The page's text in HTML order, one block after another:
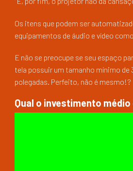
Os itens que podem ser
equipamentos de áudio e vídeo
E não se preocupe se seu espaço
tela possuir um tamanho mínimo de
polegadas. Perfeito, não é mesmo!?
Qual o investimento